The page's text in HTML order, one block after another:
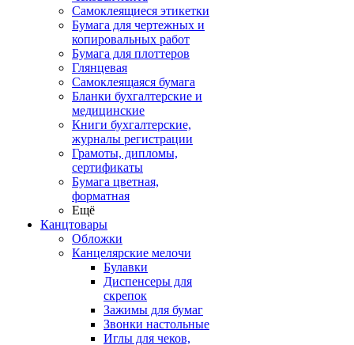
Самоклеящиеся этикетки
Бумага для чертежных и
копировальных работ
Бумага для плоттеров
Глянцевая
Самоклеящаяся бумага
Бланки бухгалтерские и
медицинские
Книги бухгалтерские,
журналы регистрации
Грамоты, дипломы,
сертификаты
Бумага цветная,
форматная
Ещё
Канцтовары
Обложки
Канцелярские мелочи
Булавки
Диспенсеры для
скрепок
Зажимы для бумаг
Звонки настольные
Иглы для чеков,